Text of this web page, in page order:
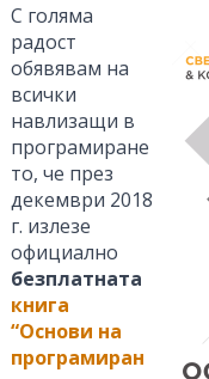
С голяма
радост
обявявам на
всички
навлизащи в
програмиране
то, че през
декември 2018
г. излезе
официално
безплатната
книга
“Основи на
програмиран